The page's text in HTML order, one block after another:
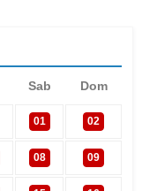
Sab Dom
01 02
08 09